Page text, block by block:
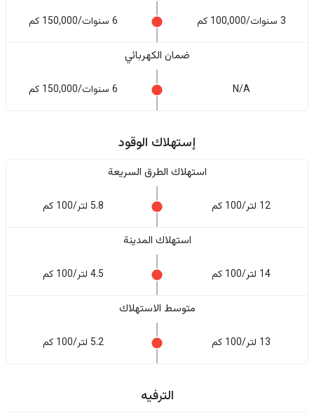
3 سنوات/100,000 كم 6 سنوات/150,000 كم
ضمان الكهربائي
N/A 6 سنوات/150,000 كم
إستهلاك الوقود
استهلاك الطرق السريعة
12 لتر/100 كم 5.8 لتر/100 كم
استهلاك المدينة
14 لتر/100 كم 4.5 لتر/100 كم
متوسط الاستهلاك
13 لتر/100 كم 5.2 لتر/100 كم
الترفيه